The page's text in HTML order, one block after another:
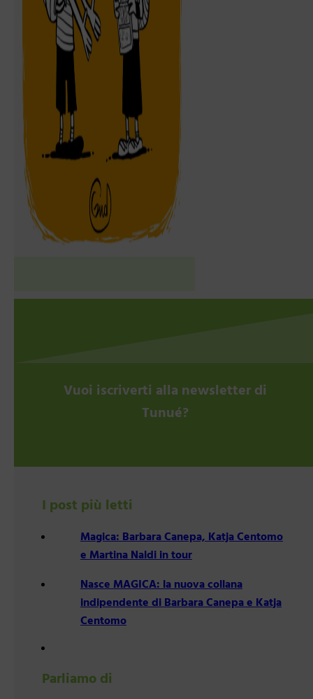
Vuoi iscriverti alla newsletter di
Tunué?
I post più letti
Magica: Barbara Canepa, Katja Centomo
e Martina Naldi in tour
Nasce MAGICA: la nuova collana
indipendente di Barbara Canepa e Katja
Centomo
Parliamo di